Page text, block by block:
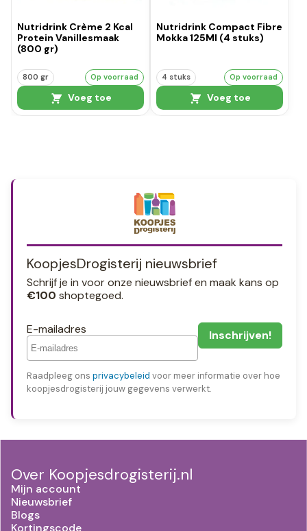
Nutridrink Crème 2 Kcal
Protein Vanillesmaak
(800 gr)
800 gr Op voorraad
Voeg toe
Nutridrink Compact Fibre
Mokka 125Ml (4 stuks)
4 stuks Op voorraad
Voeg toe
KoopjesDrogisterij nieuwsbrief
Schrijf je in voor onze nieuwsbrief en maak kans op
€100 shoptegoed.
E-mailadres
Raadpleeg ons privacybeleid voor meer informatie over hoe
koopjesdrogisterij jouw gegevens verwerkt.
Over Koopjesdrogisterij.nl
Mijn account
Nieuwsbrief
Blogs
Kortingscode